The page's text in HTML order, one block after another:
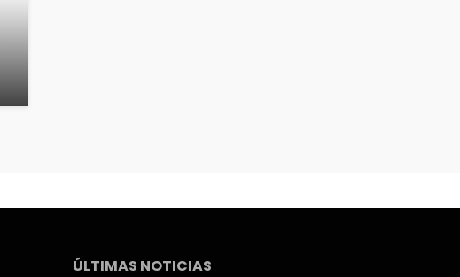
ÚLTIMAS NOTICIAS